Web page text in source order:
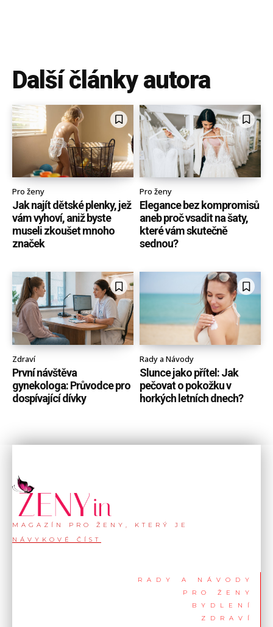
Další články autora
Pro ženy
Jak najít dětské plenky, jež
vám vyhoví, aniž byste
museli zkoušet mnoho
značek
Pro ženy
Elegance bez kompromisů
aneb proč vsadit na šaty,
které vám skutečně
sednou?
Zdraví
První návštěva
gynekologa: Průvodce pro
dospívající dívky
Rady a Návody
Slunce jako přítel: Jak
pečovat o pokožku v
horkých letních dnech?
MAGAZÍN PRO ŽENY, KTERÝ JE
NÁVYKOVÉ ČÍST
RADY A NÁVODY
PRO ŽENY
BYDLENÍ
ZDRAVÍ